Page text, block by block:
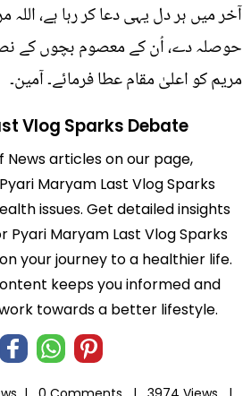
آخر میں ہر دل یہی دعا کر رہا ہے،
حوصلہ دے، اُن کے معصوم بچوں کے
مریم کو اعلیٰ مقام عطا فرمائے۔ آمین۔
Vlog Sparks Debate
News articles on our page,
Maryam Last Vlog Sparks
issues. Get detailed insights
Maryam Last Vlog Sparks
your journey to a healthier life.
keeps you informed and
towards a better lifestyle.